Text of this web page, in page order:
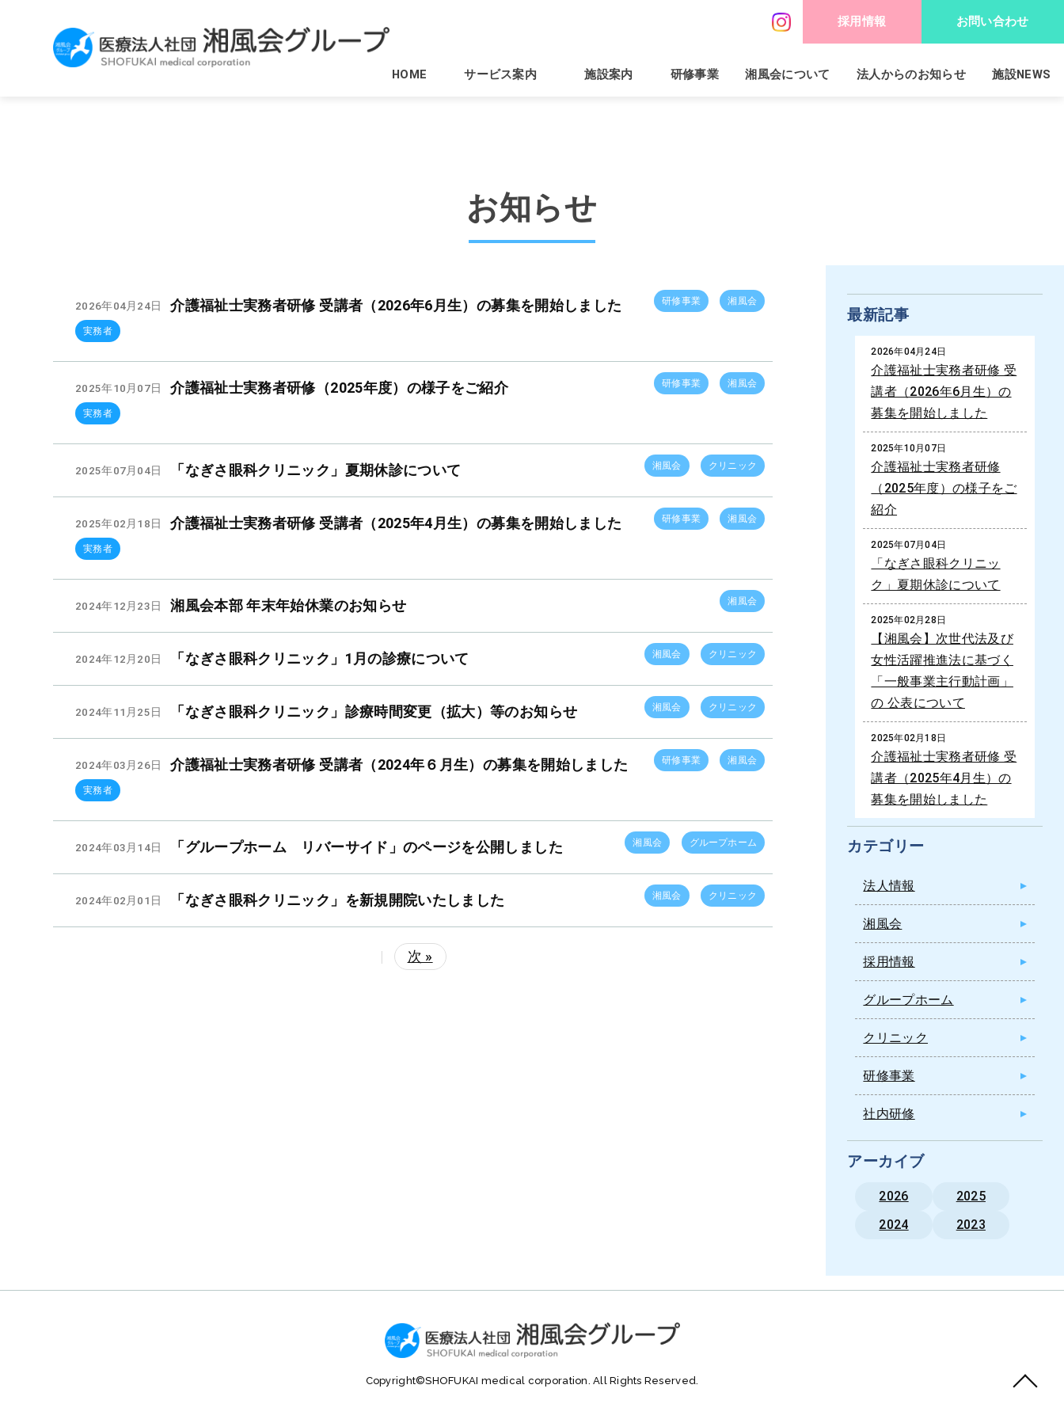
HOME サービス案内 施設案内 研修事業 湘風会について 法人からのお知らせ 施設NEWS
採用情報 お問い合わせ
お知らせ
2026年04月24日 介護福祉士実務者研修 受講者（2026年6月生）の募集を開始しました 研修事業 湘風会
実務者
2025年10月07日 介護福祉士実務者研修（2025年度）の様子をご紹介 研修事業 湘風会
実務者
2025年07月04日 「なぎさ眼科クリニック」夏期休診について 湘風会 クリニック
2025年02月18日 介護福祉士実務者研修 受講者（2025年4月生）の募集を開始しました 研修事業 湘風会
実務者
2024年12月23日 湘風会本部 年末年始休業のお知らせ 湘風会
2024年12月20日 「なぎさ眼科クリニック」1月の診療について 湘風会 クリニック
2024年11月25日 「なぎさ眼科クリニック」診療時間変更（拡大）等のお知らせ 湘風会 クリニック
2024年03月26日 介護福祉士実務者研修 受講者（2024年６月生）の募集を開始しました 研修事業 湘風会
実務者
2024年03月14日 「グループホーム リバーサイド」のページを公開しました 湘風会 グループホーム
2024年02月01日 「なぎさ眼科クリニック」を新規開院いたしました 湘風会 クリニック
| 次 »
最新記事
2026年04月24日
介護福祉士実務者研修 受
講者（2026年6月生）の
募集を開始しました
2025年10月07日
介護福祉士実務者研修
（2025年度）の様子をご
紹介
2025年07月04日
「なぎさ眼科クリニッ
ク」夏期休診について
2025年02月28日
【湘風会】次世代法及び
女性活躍推進法に基づく
「一般事業主行動計画」
の 公表について
2025年02月18日
介護福祉士実務者研修 受
講者（2025年4月生）の
募集を開始しました
カテゴリー
法人情報
湘風会
採用情報
グループホーム
クリニック
研修事業
社内研修
アーカイブ
2026
2025
2024
2023
Copyright©SHOFUKAI medical corporation.All Rights Reserved.